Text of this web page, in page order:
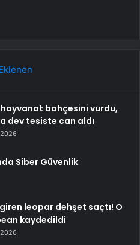
bahçesini vurdu,
dev tesiste can aldı
Siber Güvenlik
leopar dehşet saçtı! O
kaydedildi